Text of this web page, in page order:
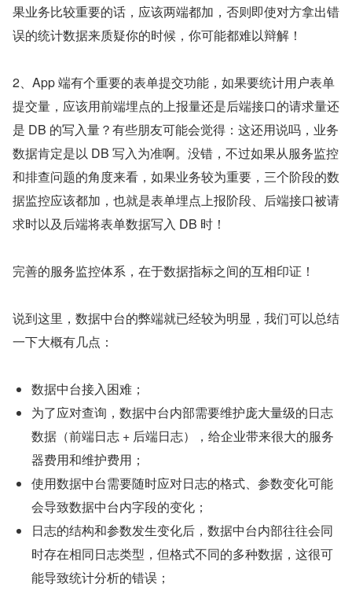
果业务比较重要的话，应该两端都加，否则即使对方拿出错
误的统计数据来质疑你的时候，你可能都难以辩解！
2、App 端有个重要的表单提交功能，如果要统计用户表单
提交量，应该用前端埋点的上报量还是后端接口的请求量还
是 DB 的写入量？有些朋友可能会觉得：这还用说吗，业务
数据肯定是以 DB 写入为准啊。没错，不过如果从服务监控
和排查问题的角度来看，如果业务较为重要，三个阶段的数
据监控应该都加，也就是表单埋点上报阶段、后端接口被请
求时以及后端将表单数据写入 DB 时！
完善的服务监控体系，在于数据指标之间的互相印证！
说到这里，数据中台的弊端就已经较为明显，我们可以总结
一下大概有几点：
数据中台接入困难；
为了应对查询，数据中台内部需要维护庞大量级的日志
数据（前端日志 + 后端日志），给企业带来很大的服务
器费用和维护费用；
使用数据中台需要随时应对日志的格式、参数变化可能
会导致数据中台内字段的变化；
日志的结构和参数发生变化后，数据中台内部往往会同
时存在相同日志类型，但格式不同的多种数据，这很可
能导致统计分析的错误；